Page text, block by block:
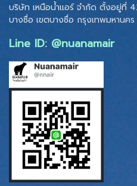
บริษัท เหนือน้ำแอร์ จำกัด ตั้งอยู่ที่
บางซื่อ เขตบางซื่อ กรุงเทพมหานค
Line ID: @nuanamair